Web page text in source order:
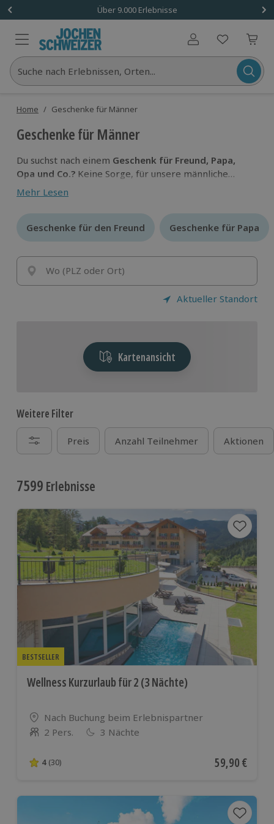
Über 9.000 Erlebnisse
Benutzerkonto
Suche nach Erlebnissen, Orten...
Home / Geschenke für Männer
Geschenke für Männer
Du suchst nach einem Geschenk für Freund, Papa,
Opa und Co.? Keine Sorge, für unsere männliche
Audienz haben wir die
zusammengetragen. Ob
Richtige dabei!
Mehr Lesen
Geschenke für den Freund
Geschenke für den Freund Geschenke für Papa
Geschenke für Papa
Wo (PLZ oder Ort)
Aktueller Standort
Kartenansicht
Weitere Filter
Preis Anzahl Teilnehmer Aktionen
7599 Erlebnisse
BESTSELLER
Wellness Kurzurlaub für 2 (3 Nächte)
Standort
Nach Buchung beim Erlebnispartner
Anzahl der Teilnehmer
2 Pers. 3 Nächte
4 von 5 Sternen basierend auf 30 Bewertungen
4 (30) Aktueller
59,90 €